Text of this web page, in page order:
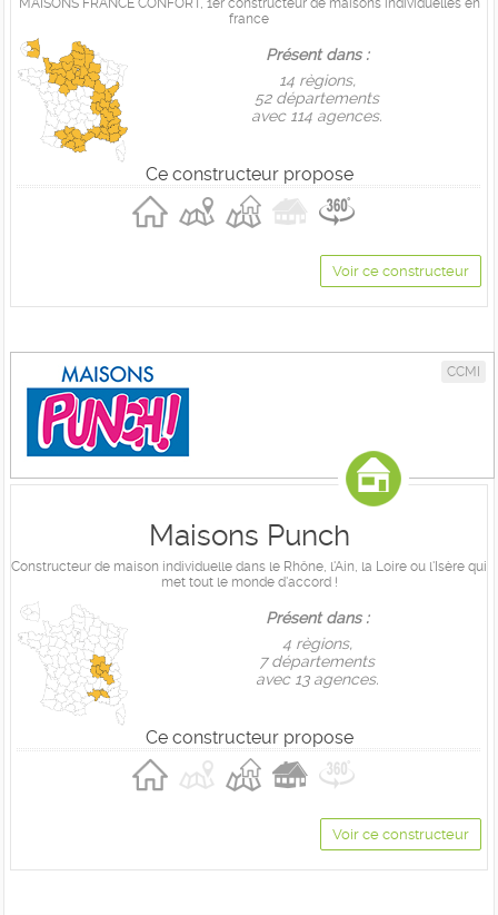
MAISONS FRANCE CONFORT, 1er constructeur de maisons individuelles en
france
Présent dans :
14 règions,
52 départements
avec 114 agences.
Ce constructeur propose
Voir ce constructeur
CCMI
Maisons Punch
Constructeur de maison individuelle dans le Rhône, l'Ain, la Loire ou l'Isère qui
met tout le monde d'accord !
Présent dans :
4 règions,
7 départements
avec 13 agences.
Ce constructeur propose
Voir ce constructeur